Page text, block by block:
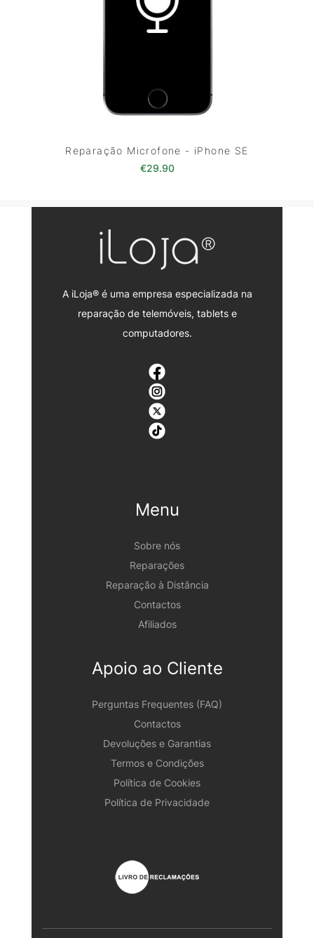
Reparação Microfone - iPhone SE
€29.90
A iLoja® é uma empresa especializada na
reparação de telemóveis, tablets e
computadores.
Menu
Sobre nós
Reparações
Reparação à Distância
Contactos
Afiliados
Apoio ao Cliente
Perguntas Frequentes (FAQ)
Contactos
Devoluções e Garantias
Termos e Condições
Política de Cookies
Política de Privacidade